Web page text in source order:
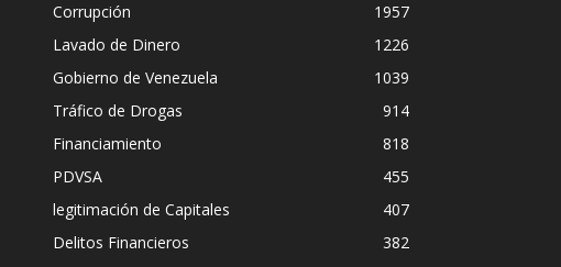
Corrupción
1957
Lavado de Dinero
1226
Gobierno de Venezuela
1039
Tráfico de Drogas
914
Financiamiento
818
PDVSA
455
legitimación de Capitales
407
Delitos Financieros
382